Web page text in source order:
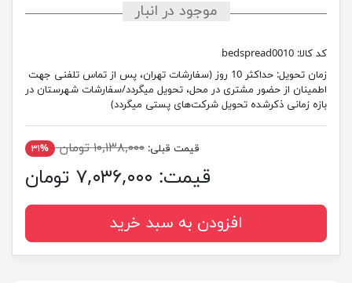
موجود در انبار
کد کالا: bedspread0010
زمان تحویل:
حداکثر 10 روز (سفارشات تهران، پس از تماس تلفنی جهت
اطمینان از حضور مشتری در محل، تحویل میگردد/سفارشات شهرستان در
بازه زمانی ذکرشده تحویل شرکت‌های پستی میگردد)
قیمت قبلی: ۱۰,۱۳۸,۰۰۰ تومان ۳۱%
قیمت: ۷,۰۳۶,۰۰۰ تومان
افزودن به سبد خرید